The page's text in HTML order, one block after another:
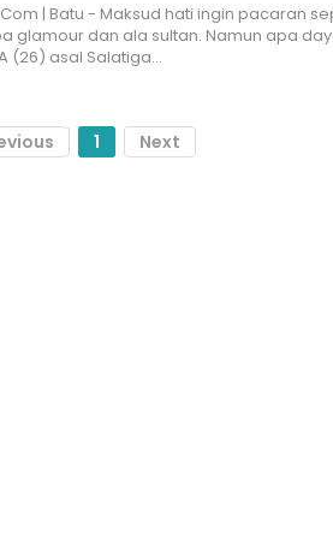
| Batu - Maksud hati ingin pacaran
glamour dan ala sultan. Namun apa
(26) asal Salatiga…
1 Next